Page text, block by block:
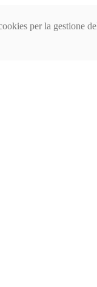
per la gestione